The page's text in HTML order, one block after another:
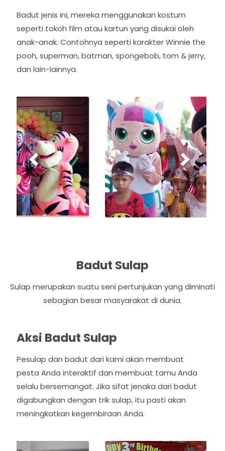
Badut jenis ini, mereka menggunakan kostum
seperti tokoh film atau kartun yang disukai oleh
anak-anak. Contohnya seperti karakter Winnie the
pooh, superman, batman, spongebob, tom & jerry,
dan lain-lainnya.
P
r
e
v
i
o
u
s
N
e
x
t
Badut Sulap
Sulap merupakan suatu seni pertunjukan yang diminati
sebagian besar masyarakat di dunia.
Aksi Badut Sulap
Pesulap dan badut dari kami akan membuat
pesta Anda interaktif dan membuat tamu Anda
selalu bersemangat. Jika sifat jenaka dari badut
digabungkan dengan trik sulap, itu pasti akan
meningkatkan kegembiraan Anda.
P N